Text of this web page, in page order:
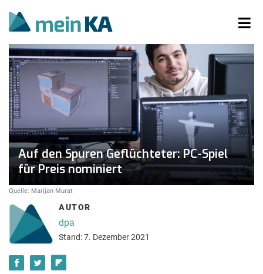
Auf den Spuren Geflüchteter: PC-Spiel
für Preis nominiert
Quelle: Marijan Murat
AUTOR
dpa
Stand: 7. Dezember 2021